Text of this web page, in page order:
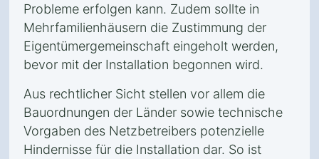
Probleme erfolgen kann. Zudem sollte in
Mehrfamilienhäusern die Zustimmung der
Eigentümergemeinschaft eingeholt werden,
bevor mit der Installation begonnen wird.
Aus rechtlicher Sicht stellen vor allem die
Bauordnungen der Länder sowie technische
Vorgaben des Netzbetreibers potenzielle
Hindernisse für die Installation dar. So ist